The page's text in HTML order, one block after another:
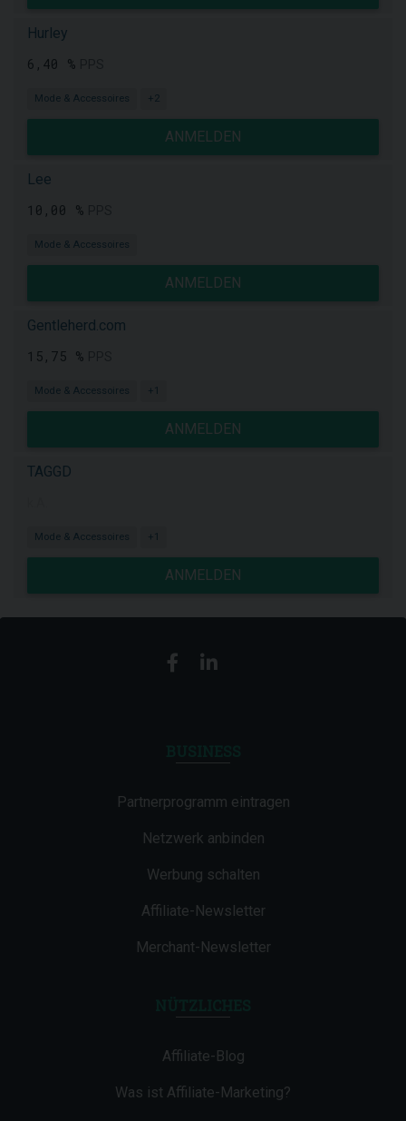
Hurley
6,40 %
Mode & Accessoires +2
ANMELDEN
Lee
10,00 %
Mode & Accessoires
ANMELDEN
Gentleherd.com
15,75 %
Mode & Accessoires +1
ANMELDEN
TAGGD
Mode & Accessoires +1
ANMELDEN
Partnerprogramm eintragen
Netzwerk anbinden
Werbung schalten
Affiliate-Newsletter
Merchant-Newsletter
Affiliate-Blog
Was ist Affiliate-Marketing?